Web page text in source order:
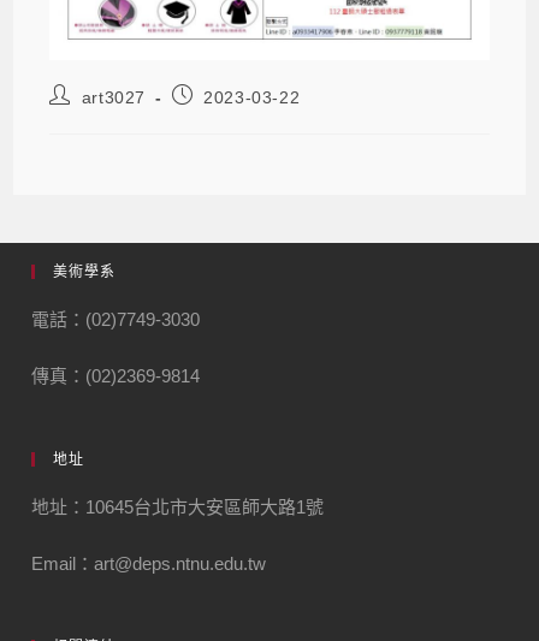
art3027 2023-03-22
美術學系
電話：(02)7749-3030
傳真：(02)2369-9814
地址
地址：10645台北市大安區師大路1號
Email：art@deps.ntnu.edu.tw